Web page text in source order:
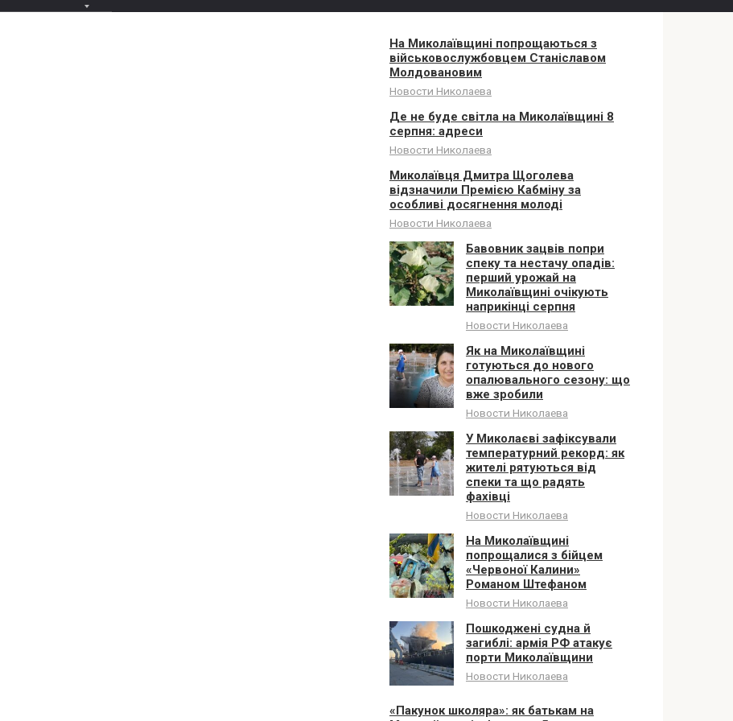
На Миколаївщині попрощаються з
військовослужбовцем Станіславом
Молдовановим
Новости Николаева
Де не буде світла на Миколаївщині 8
серпня: адреси
Новости Николаева
Миколаївця Дмитра Щоголева
відзначили Премією Кабміну за
особливі досягнення молоді
Новости Николаева
Бавовник зацвів попри
спеку та нестачу опадів:
перший урожай на
Миколаївщині очікують
наприкінці серпня
Новости Николаева
Як на Миколаївщині
готуються до нового
опалювального сезону: що
вже зробили
Новости Николаева
У Миколаєві зафіксували
температурний рекорд: як
жителі рятуються від
спеки та що радять
фахівці
Новости Николаева
На Миколаївщині
попрощалися з бійцем
«Червоної Калини»
Романом Штефаном
Новости Николаева
Пошкоджені судна й
загиблі: армія РФ атакує
порти Миколаївщини
Новости Николаева
«Пакунок школяра»: як батькам на